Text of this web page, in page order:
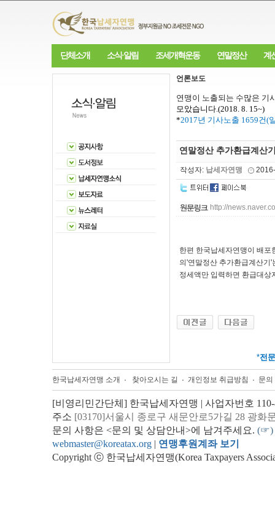
단체소개 소식·알림 조세개혁운동 연말정산 계
언론보도
연맹이 노출되는 수많은 기
모았습니다.(2018. 8. 15~)
*2017년 기사노출 1659건(
연말정산 추가환급계산
작성자: 납세자연맹
http://
한편 한국납세자연맹이 배포
의'연말정산 추가환급계산기
정세액만 입력하면 환급대상
*전문
한국납세자연맹 소개 찾아오시는 길 개인정보 취급방침 문
[비영리민간단체] 한국납세자연맹 | 사업자번호
주소 [03170]서울시 종로구 새문안로5가길 28 광화
문의 사항은 <문의 및 상담안내>에 남겨주세요. (☞)
webmaster@koreatax.org | 연맹후원계좌 보기
Copyright ⓒ 한국납세자연맹(Korea Taxpayers